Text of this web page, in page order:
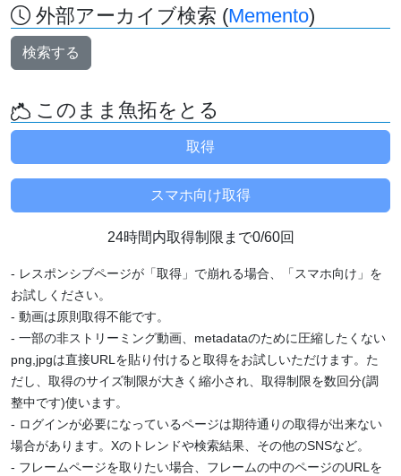
外部アーカイブ検索 (Memento)
検索する
このまま魚拓をとる
24時間内取得制限まで0/60回
- レスポンシブページが「取得」で崩れる場合、「スマホ向け」を
お試しください。
- 動画は原則取得不能です。
- 一部の非ストリーミング動画、metadataのために圧縮したくない
png,jpgは直接URLを貼り付けると取得をお試しいただけます。た
だし、取得のサイズ制限が大きく縮小され、取得制限を数回分(調
整中です)使います。
- ログインが必要になっているページは期待通りの取得が出来ない
場合があります。Xのトレンドや検索結果、その他のSNSなど。
- フレームページを取りたい場合、フレームの中のページのURLを